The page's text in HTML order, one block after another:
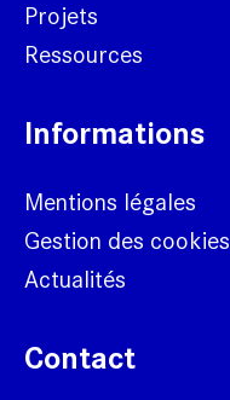
Projets
Ressources
Informations
Mentions légales
Gestion des cookies
Actualités
Contact